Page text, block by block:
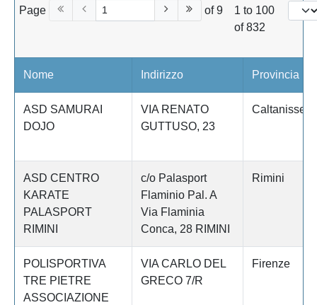
Page of 9
1 to 100
of 832
Nome Indirizzo Provincia
ASD SAMURAI
DOJO
VIA RENATO
GUTTUSO, 23
Caltanissetta
ASD CENTRO
KARATE
PALASPORT
RIMINI
c/o Palasport
Flaminio Pal. A
Via Flaminia
Conca, 28 RIMINI
Rimini
POLISPORTIVA
TRE PIETRE
ASSOCIAZIONE
VIA CARLO DEL
GRECO 7/R
Firenze